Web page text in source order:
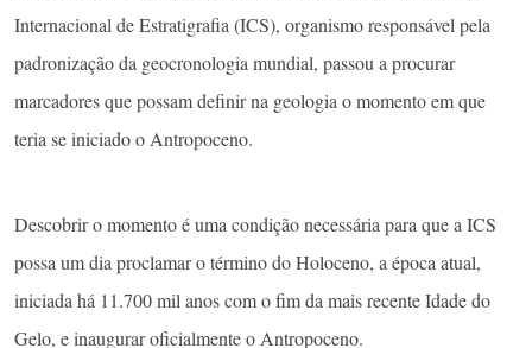
Internacional de Estratigrafia (ICS), organismo responsável pela
padronização da geocronologia mundial, passou a procurar
marcadores que possam definir na geologia o momento em que
teria se iniciado o Antropoceno.
Descobrir o momento é uma condição necessária para que a ICS
possa um dia proclamar o término do Holoceno, a época atual,
iniciada há 11.700 mil anos com o fim da mais recente Idade do
Gelo, e inaugurar oficialmente o Antropoceno.